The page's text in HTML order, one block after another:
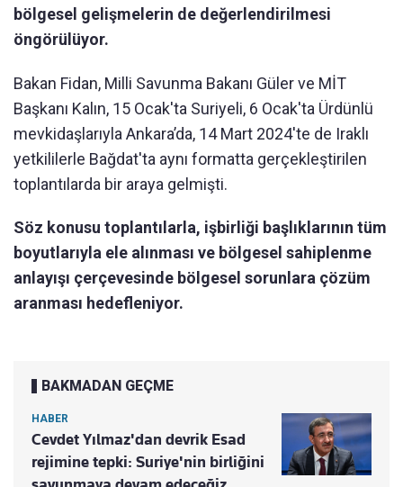
bölgesel gelişmelerin de değerlendirilmesi
öngörülüyor.
Bakan Fidan, Milli Savunma Bakanı Güler ve MİT
Başkanı Kalın, 15 Ocak'ta Suriyeli, 6 Ocak'ta Ürdünlü
mevkidaşlarıyla Ankara’da, 14 Mart 2024'te de Iraklı
yetkililerle Bağdat'ta aynı formatta gerçekleştirilen
toplantılarda bir araya gelmişti.
Söz konusu toplantılarla, işbirliği başlıklarının tüm
boyutlarıyla ele alınması ve bölgesel sahiplenme
anlayışı çerçevesinde bölgesel sorunlara çözüm
aranması hedefleniyor.
BAKMADAN GEÇME
HABER
Cevdet Yılmaz'dan devrik Esad
rejimine tepki: Suriye'nin birliğini